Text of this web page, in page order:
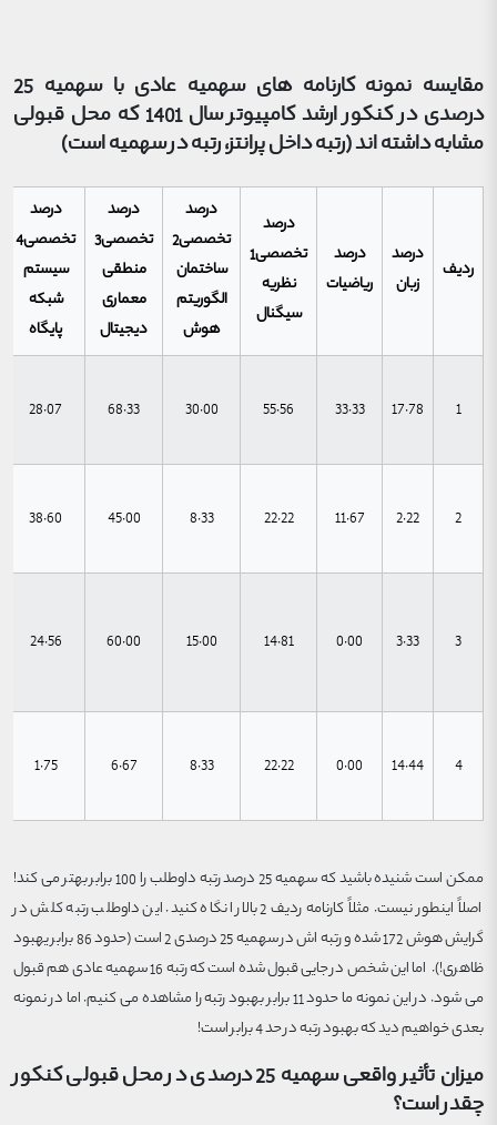
مقایسه نمونه کارنامه های سهمیه عادی با سهمیه 25
درصدی در کنکور ارشد کامپیوتر سال 1401 که محل قبولی
مشابه داشته اند (رتبه داخل پرانتز، رتبه در سهمیه است)
ردیف
درصد
زبان
درصد
ریاضیات
درصد
تخصصی1
نظریه
سیگنال
درصد
تخصصی2
ساختمان
الگوریتم
هوش
درصد
تخصصی3
منطقی
معماری
دیجیتال
درصد
تخصصی4
سیستم
شبکه
پایگاه
1
17.78
33.33
55.56
30.00
68.33
28.07
2
2.22
11.67
22.22
8.33
45.00
38.60
3
3.33
0.00
14.81
15.00
60.00
24.56
4
14.44
0.00
22.22
8.33
6.67
1.75
ممکن است شنیده باشید که سهمیه 25 درصد رتبه داوطلب را 100 برابر بهتر می کند!
اصلاً اینطور نیست. مثلاً کارنامه ردیف 2 بالا را نگاه کنید. این داوطلب رتبه کلش در
گرایش هوش 172 شده و رتبه اش در سهمیه 25 درصدی 2 است (حدود 86 برابر یهبود
ظاهری!). اما این شخص در جایی قبول شده است که رتبه 16 سهمیه عادی هم قبول
می شود. در این نمونه ما حدود 11 برابر بهبود رتبه را مشاهده می کنیم. اما در نمونه
بعدی خواهیم دید که بهبود رتبه در حد 4 برابر است!
میزان تأثیر واقعی سهمیه 25 درصدی در محل قبولی کنکور
چقدر است؟